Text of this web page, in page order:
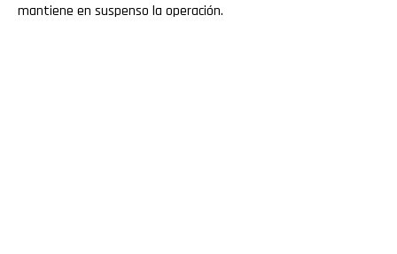
mantiene en suspenso la operación.